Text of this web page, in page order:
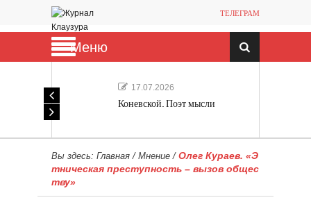
ТЕЛЕГРАМ
Меню
17.07.2026
Коневской. Поэт мысли
Вы здесь: Главная / Мнение / Олег Кураев. «Э
тническая преступность – вызов общес
тву»